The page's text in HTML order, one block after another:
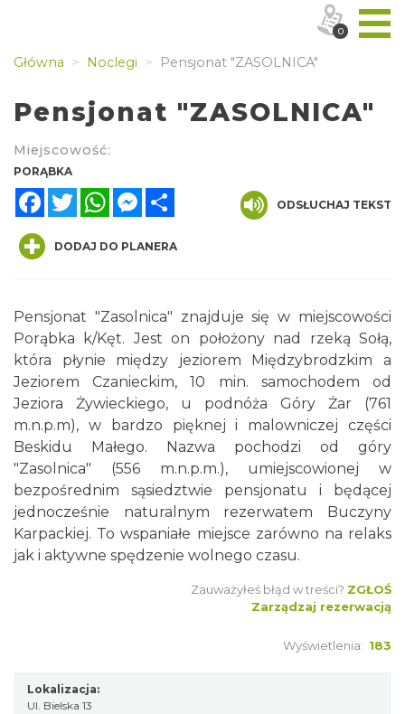
Główna Noclegi Pensjonat "ZASOLNICA"
Pensjonat "ZASOLNICA"
Miejscowość:
PORĄBKA
FacebookTwitterWhatsAppMessenger
ODSŁUCHAJ TEKST
DODAJ DO PLANERA
Pensjonat "Zasolnica" znajduje się w miejscowości
Porąbka k/Kęt. Jest on położony nad rzeką Sołą,
która płynie między jeziorem Międzybrodzkim a
Jeziorem Czanieckim, 10 min. samochodem od
Jeziora Żywieckiego, u podnóża Góry Żar (761
m.n.p.m), w bardzo pięknej i malowniczej części
Beskidu Małego. Nazwa pochodzi od góry
"Zasolnica" (556 m.n.p.m.), umiejscowionej w
bezpośrednim sąsiedztwie pensjonatu i będącej
jednocześnie naturalnym rezerwatem Buczyny
Karpackiej. To wspaniałe miejsce zarówno na relaks
jak i aktywne spędzenie wolnego czasu.
Zauważyłeś błąd w treści? ZGŁOŚ
Zarządzaj rezerwacją
Wyświetlenia: 183
Lokalizacja:
Ul. Bielska 13
0